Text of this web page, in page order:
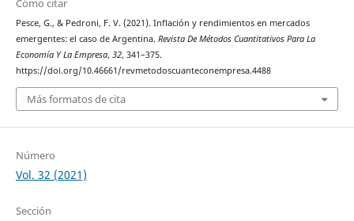
Cómo citar
Pesce, G., & Pedroni, F. V. (2021). Inflación y rendimientos en mercados
emergentes: el caso de Argentina. Revista De Métodos Cuantitativos Para La
Economía Y La Empresa, 32, 341–375.
https://doi.org/10.46661/revmetodoscuanteconempresa.4488
Más formatos de cita
Número
Vol. 32 (2021)
Sección